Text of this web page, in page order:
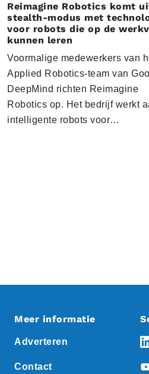
Reimagine Robotics komt
stealth-modus met
voor robots die op de
kunnen leren
Voormalige medewerkers van
Applied Robotics-team van
DeepMind richten Reimagine
Robotics op. Het bedrijf werkt
intelligente robots voor…
Meer informatie
Adverteren
Contact